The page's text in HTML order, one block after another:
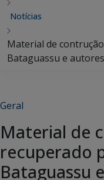
Notícias
Material de
Bataguassu e
Geral
Material de
recuperado
Bataguassu